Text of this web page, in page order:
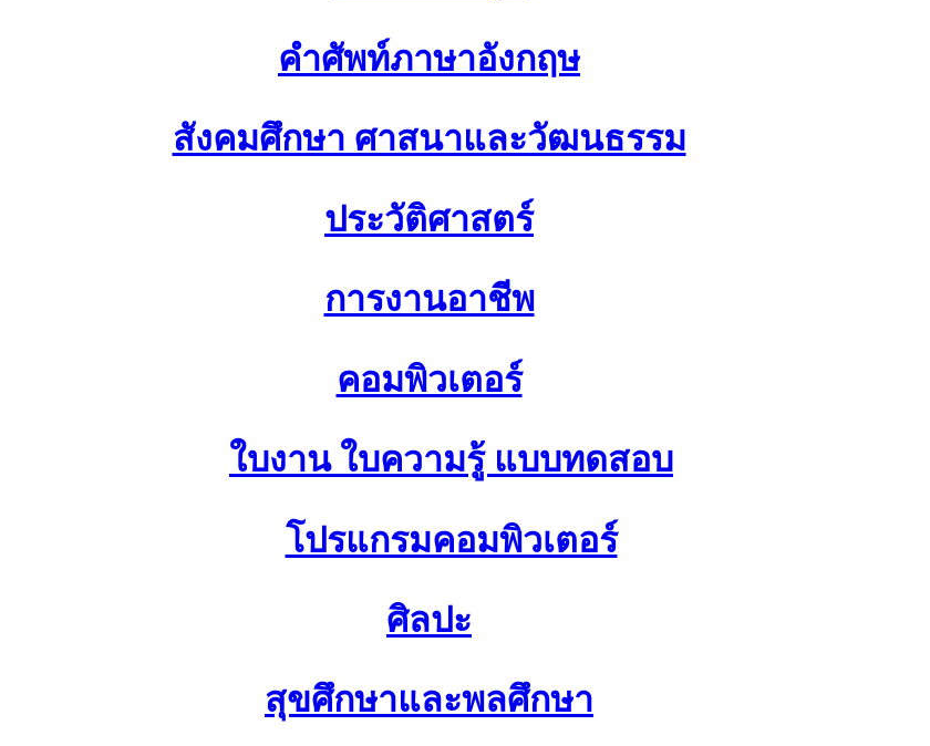
คำศัพท์ภาษาอังกฤษ
สังคมศึกษา ศาสนาและวัฒนธรรม
ประวัติศาสตร์
การงานอาชีพ
คอมพิวเตอร์
ใบงาน ใบความรู้ แบบทดสอบ
โปรแกรมคอมพิวเตอร์
ศิลปะ
สุขศึกษาและพลศึกษา